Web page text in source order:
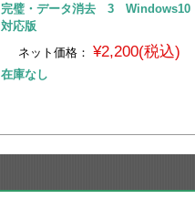
完璧・データ消去 3 Windows10
対応版
ネット価格： ¥2,200(税込)
在庫なし